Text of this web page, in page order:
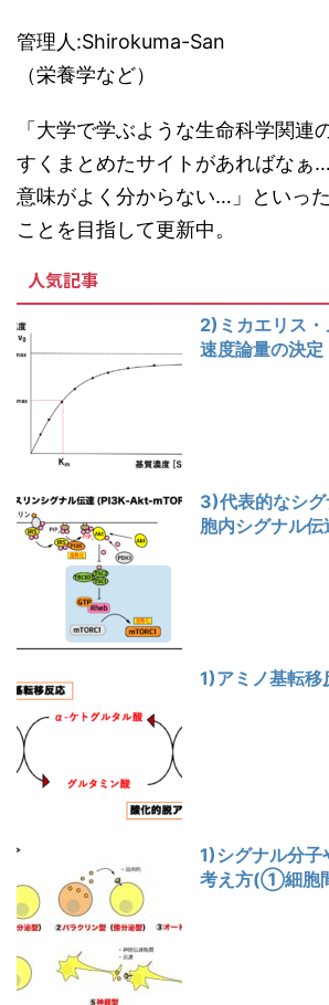
管理人:Shirokuma-San
（栄養学など）
「大学で学ぶような生命科学関連
すくまとめたサイトがあればなぁ
意味がよく分からない…」といっ
ことを目指して更新中。
人気記事
2)ミカエリス
速度論量の決定
3)代表的なシ
胞内シグナル伝
1)アミノ基転移
1)シグナル分子
考え方(①細胞